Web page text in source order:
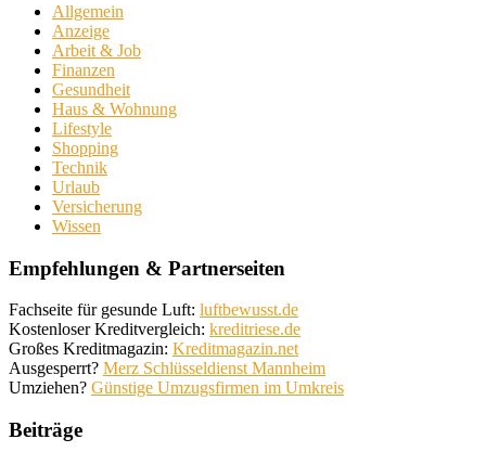
Allgemein
Anzeige
Arbeit & Job
Finanzen
Gesundheit
Haus & Wohnung
Lifestyle
Shopping
Technik
Urlaub
Versicherung
Wissen
Empfehlungen & Partnerseiten
Fachseite für gesunde Luft: luftbewusst.de
Kostenloser Kreditvergleich: kreditriese.de
Großes Kreditmagazin: Kreditmagazin.net
Ausgesperrt? Merz Schlüsseldienst Mannheim
Umziehen? Günstige Umzugsfirmen im Umkreis
Beiträge